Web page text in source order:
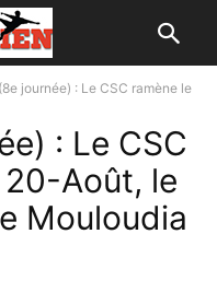
journée) : Le CSC ramène le
: Le CSC
Août, le
Mouloudia